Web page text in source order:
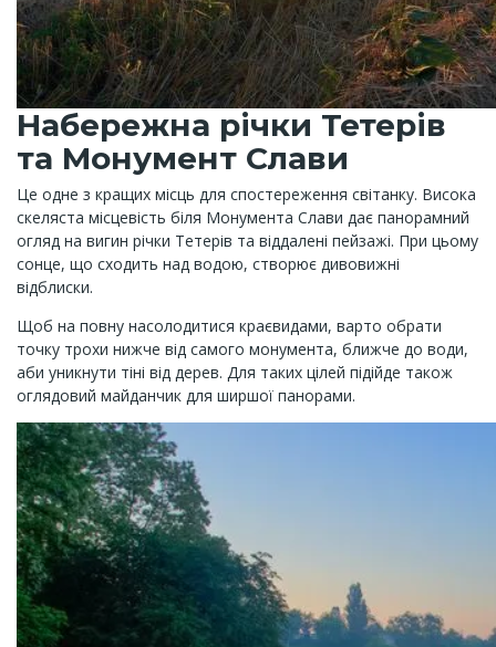
Набережна річки Тетерів
та Монумент Слави
Це одне з кращих місць для спостереження світанку. Висока
скеляста місцевість біля Монумента Слави дає панорамний
огляд на вигин річки Тетерів та віддалені пейзажі. При цьому
сонце, що сходить над водою, створює дивовижні
відблиски.
Щоб на повну насолодитися краєвидами, варто обрати
точку трохи нижче від самого монумента, ближче до води,
аби уникнути тіні від дерев. Для таких цілей підійде також
оглядовий майданчик для ширшої панорами.